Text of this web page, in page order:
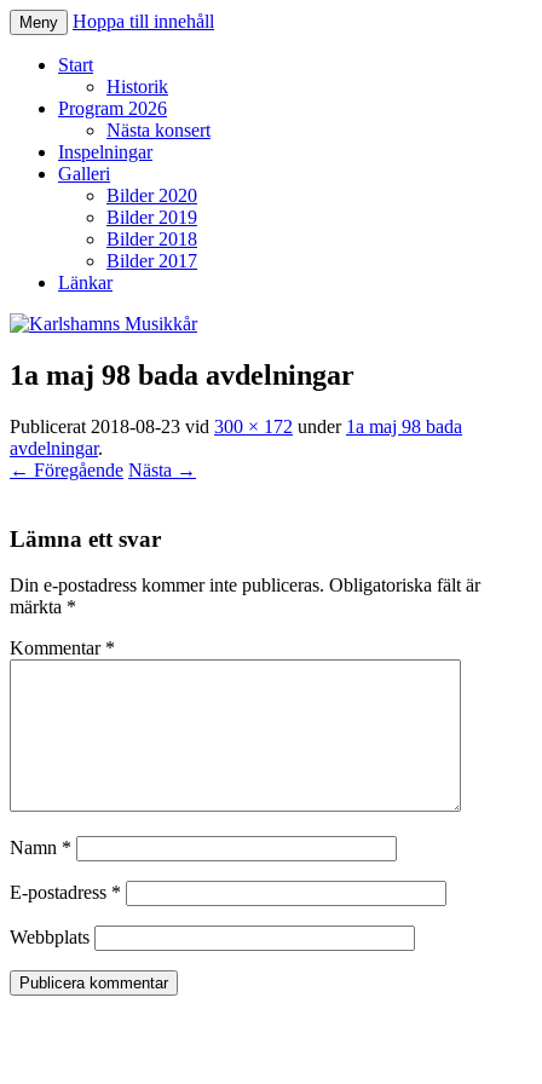
Karlshamns Musikkår
Meny Hoppa till innehåll
Start
Historik
Program 2026
Nästa konsert
Inspelningar
Galleri
Bilder 2020
Bilder 2019
Bilder 2018
Bilder 2017
Länkar
1a maj 98 bada avdelningar
Publicerat 2018-08-23 vid 300 × 172 under 1a maj 98 bada
avdelningar.
← Föregående Nästa →
Lämna ett svar
Din e-postadress kommer inte publiceras. Obligatoriska fält är
märkta *
Kommentar *
Namn *
E-postadress *
Webbplats